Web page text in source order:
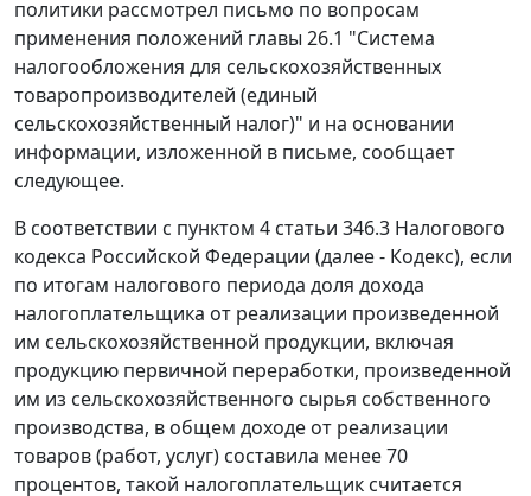
политики рассмотрел письмо по вопросам
применения положений главы 26.1 "Система
налогообложения для сельскохозяйственных
товаропроизводителей (единый
сельскохозяйственный налог)" и на основании
информации, изложенной в письме, сообщает
следующее.
В соответствии с пунктом 4 статьи 346.3 Налогового
кодекса Российской Федерации (далее - Кодекс), если
по итогам налогового периода доля дохода
налогоплательщика от реализации произведенной
им сельскохозяйственной продукции, включая
продукцию первичной переработки, произведенной
им из сельскохозяйственного сырья собственного
производства, в общем доходе от реализации
товаров (работ, услуг) составила менее 70
процентов, такой налогоплательщик считается